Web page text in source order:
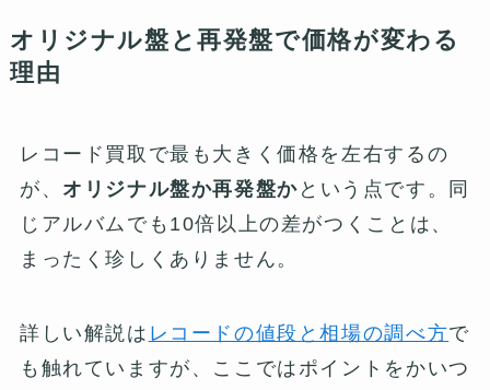
オリジナル盤と再発盤で価格が変わる
理由
レコード買取で最も大きく価格を左右するの
が、 オリジナル盤か再発盤か という点です。同
じアルバムでも10倍以上の差がつくことは、
まったく珍しくありません。
詳しい解説は レコードの値段と相場の調べ方で
も触れていますが、ここではポイントをかいつ